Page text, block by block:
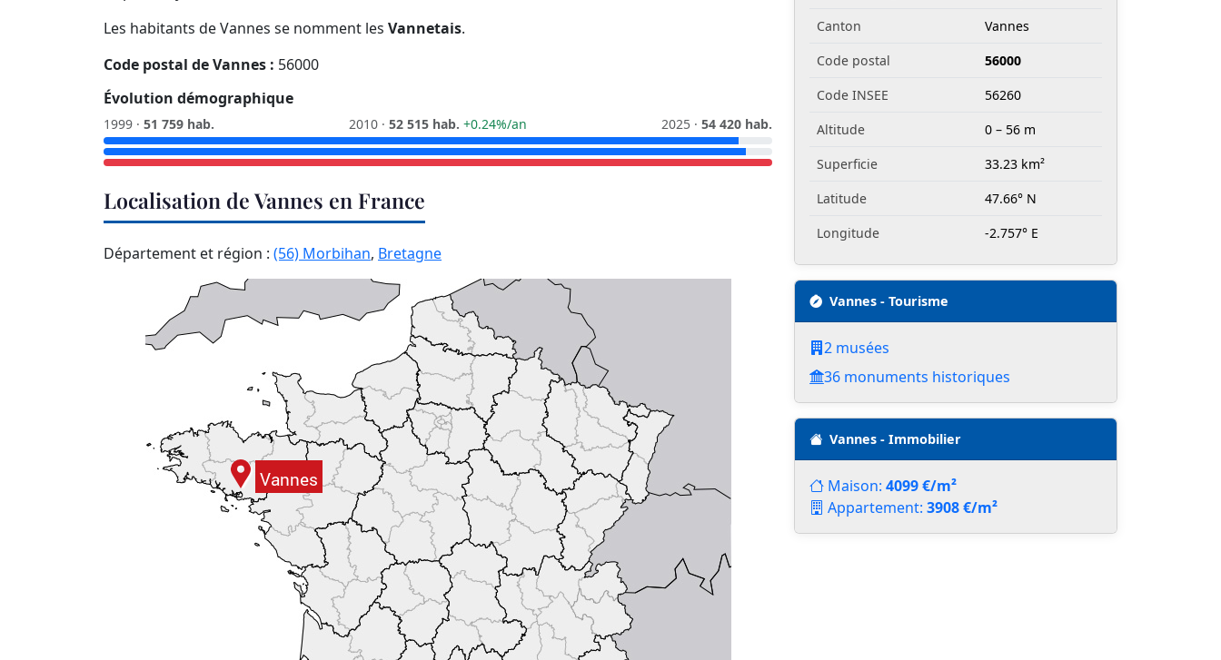
Les habitants de Vannes se nomment les Vannetais.
Code postal de Vannes : 56000
Évolution démographique
1999 · 51 759 hab. 2010 · 52 515 hab. +0.24%/an 2025 · 54 420 hab.
Localisation de Vannes en France
Département et région : (56) Morbihan, Bretagne
Canton
Vannes
Code postal
56000
Code INSEE
56260
Altitude
0 – 56 m
Superficie
33.23 km²
Latitude
47.66° N
Longitude
-2.757° E
Vannes - Tourisme
2 musées
36 monuments historiques
Vannes - Immobilier
Maison: 4099 €/m²
Appartement: 3908 €/m²